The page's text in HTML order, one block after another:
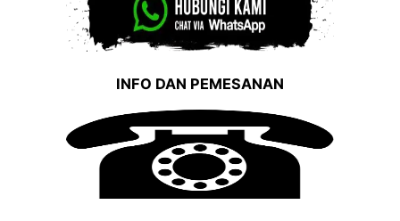
INFO DAN PEMESANAN